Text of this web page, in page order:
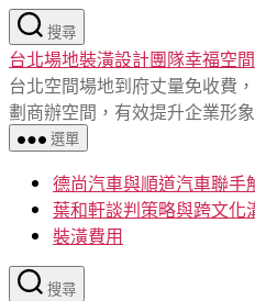
跳
至
主
要
內
容
搜尋
台北場地裝潢設計團隊幸福空間
台北空間場地到府丈量免收費
劃商辦空間，有效提升企業形
選單
德尚汽車與順道汽車聯手
葉和軒談判策略與跨文化
裝潢費用
搜尋